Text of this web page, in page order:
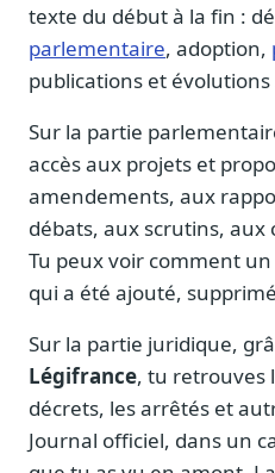
texte du début à la fin :
parlementaire, adoption,
publications et
Sur la partie
accès aux projets et
amendements, aux
débats, aux scrutins,
Tu peux voir comment
qui a été ajouté,
Sur la partie juridique,
Légifrance, tu retrouves
décrets, les arrêtés et
Journal officiel, dans un